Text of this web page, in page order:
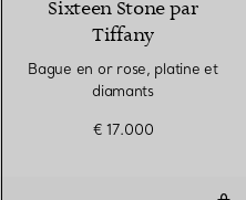
Sixteen Stone par
Tiffany
Bague en or rose, platine et
diamants
€ 17.000